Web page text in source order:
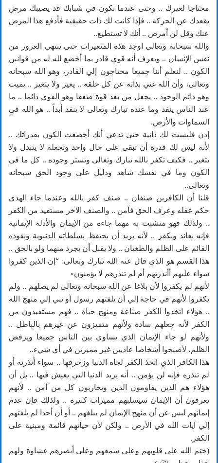
محتاجا لغيرك .. وحتى عندما تكون في شبابك قد يصيبك مرض
يقعدك عن الحركة .. فإذا كانت لك ذات حقيقية فأدفع هذا المرض
عنك وقل لن أمرض .. أنك لا تستطيع..
والله سبحانه وتعالى اوجد هذه المتغيرات حتى ينتهي الغرور من
نفس الإنسان .. ويعرف أنه قوي قادر بما أخضع لله له من قوانين
الكون .. لنعلم أننا جميعا محتاجون إلي القادر، وهو الله سبحانه
وتعالى، وأن الله غني بذاته عن كل خلقه .. يغير ولا يتغير .. يميت
وهو دائم الوجود .. يجعل من بعد قوة ضعفا وهو القوي دائما .. ما
عند الناس ينفد وما عنده تبارك وتعالى لا ينفد أبداً .. هو الله في
السماوات والأرض.
إذن فليست لك ذاتية حتى تدعي أنك أخضعت الكون بقدراتك ..
لأنه ليس لك قدرة أن تبقى على حال واحد وتجعله لا يتبدل ولا
يتغير .. فكيف تكفر بالله تبارك وتعالى وتستر وجوده .. كل ما في
الكون وما في نفسك شاهد ودليل على وجود الحق سبحانه
وتعالى..
قلنا أن الكافرين صنفان .. صنف كفر بالله وعندما جاء الهدى
حكم عقله وعرف الحق فآمن .. والصنف الآخر مستفيد من الكفر
.. ولذلك فهو متشبث به مهما جاءه من الإيمان والأدلة الإيمانية
فإنه يعاند ويكفر .. لأنه يريد أن يحتفظ بسلطاته الدنيوية ونفوذه
القائم على الظلم والطغيان .. ولا يقبل أن يجرد منهما ولو بالحق ..
هذا القسم هو الذي قال عنه الله تبارك وتعالى: “إن الذين كفروا
سواء عليهم أأنذرتهم أم لم تنذرهم لا يؤمنون»
لأنهم لم يكفروا لأن بلاغا عن الله سبحانه وتعالى لم يصلهم .. ولم
يكفروا لأنهم في حاجة إلي أن يلفتهم رسول أو نبي إلي منهج الله
.. هؤلاء اتخذوا الكفر صناعة ومنهج حياة .. فهم مستفيدون من
الكفر لأنه جعلهم سادة ولأنهم متميزون عن غيرهم بالباطل ..
ولأنهم لو جاء الإيمان الذي يساوي بين الناس جميعا ويرفض
الظلم، لأصبحوا أشخاصا عاديين غير مميزين في أي شيء..
هذا الكافر الذي اتخذ الكفر لجاه الدنيا وزخرفها .. سواء أنذرته أو
لم تنذره فإنه لن يؤمن .. أنه يريد الدنيا التي يعيش فيها .. بل أن
هؤلاء هم الذين يقاومون الدين ويحاربون كل من آمن .. لأنهم
يعرفون أن الإيمان سيسلبهم مميزات كثيرة .. ولذلك فإن عدم
إيمانهم ليس عن أن منهج الإيمان لم يبلغهم .. أو أن أحدا لم يلفتهم
إلي آيات الله في الأرض .. ولكن لأن حياتهم قائمة ومبنية على
الكفر.
(ختم الله على قلوبهم وعلى سمعهم وعلى أبصرهم غشاوة ولهم